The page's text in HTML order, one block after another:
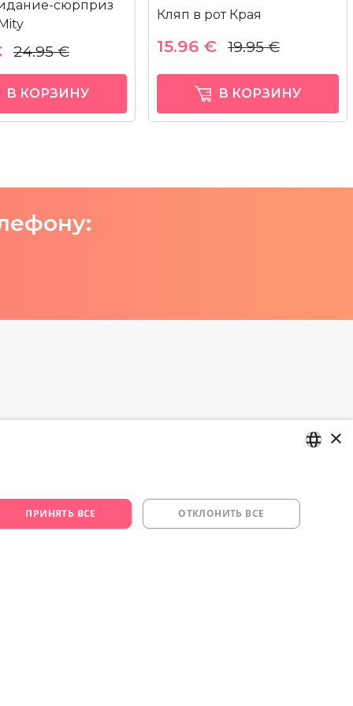
сюрприз
24.95 €
В КОРЗИНУ
Кляп в рот Края
15.96 € 19.95 €
В КОРЗИНУ
RUSSIAN
×
ПРИНЯТЬ ВСЕ ОТКЛОНИТЬ ВСЕ